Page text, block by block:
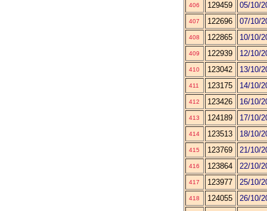
406 129459 05/10/
407 122696 07/10/
408 122865 10/10/
409 122939 12/10/
410 123042 13/10/
411 123175 14/10/
412 123426 16/10/
413 124189 17/10/
414 123513 18/10/
415 123769 21/10/
416 123864 22/10/
417 123977 25/10/
418 124055
26/10/